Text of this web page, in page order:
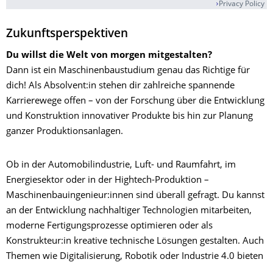
Privacy Policy
Zukunftsperspektiven
Du willst die Welt von morgen mitgestalten?
Dann ist ein Maschinenbaustudium genau das Richtige für
dich! Als Absolvent:in stehen dir zahlreiche spannende
Karrierewege offen – von der Forschung über die Entwicklung
und Konstruktion innovativer Produkte bis hin zur Planung
ganzer Produktionsanlagen.
Ob in der Automobilindustrie, Luft- und Raumfahrt, im
Energiesektor oder in der Hightech-Produktion –
Maschinenbauingenieur:innen sind überall gefragt. Du kannst
an der Entwicklung nachhaltiger Technologien mitarbeiten,
moderne Fertigungsprozesse optimieren oder als
Konstrukteur:in kreative technische Lösungen gestalten. Auch
Themen wie Digitalisierung, Robotik oder Industrie 4.0 bieten